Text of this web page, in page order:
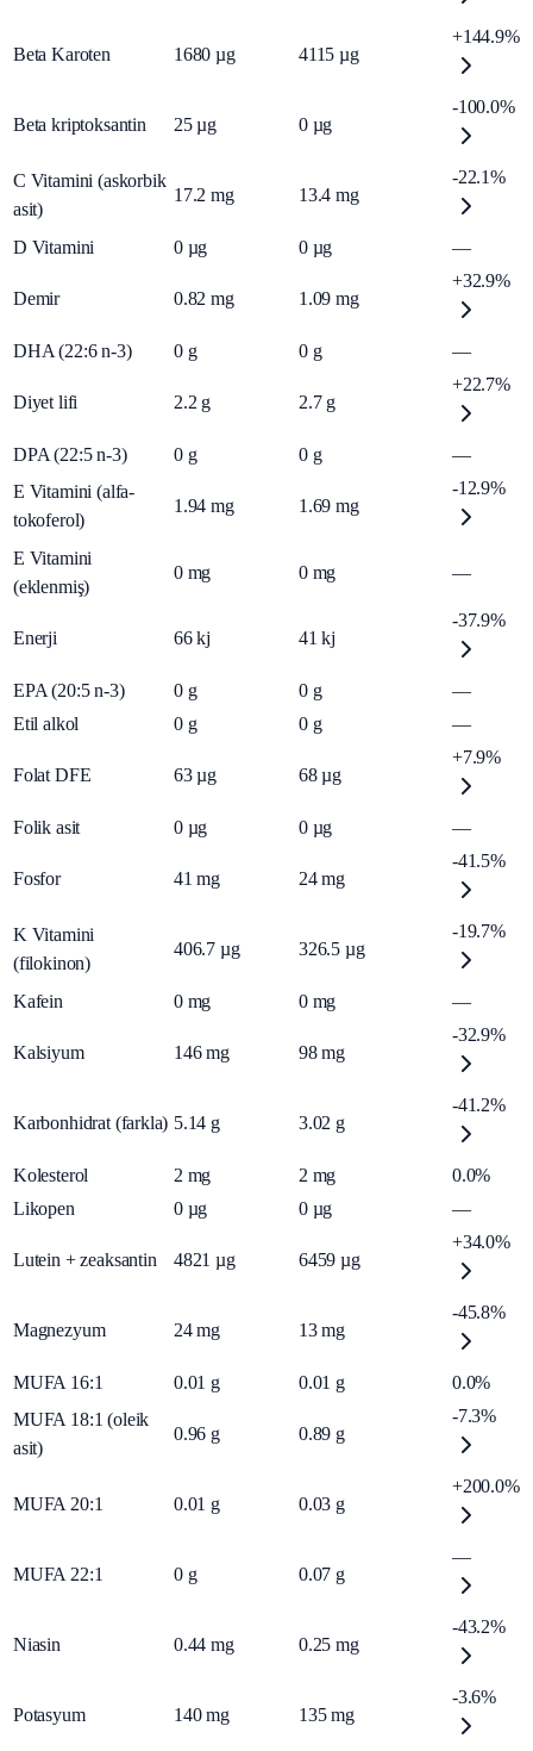
Beta Karoten 1680 µg 4115 µg
+144.9%
Beta kriptoksantin 25 µg 0 µg
-100.0%
C Vitamini (askorbik
asit)
17.2 mg 13.4 mg
-22.1%
D Vitamini 0 µg 0 µg —
Demir 0.82 mg 1.09 mg
+32.9%
DHA (22:6 n-3) 0 g 0 g —
Diyet lifi 2.2 g 2.7 g
+22.7%
DPA (22:5 n-3) 0 g 0 g
—
E Vitamini (alfa-
tokoferol)
1.94 mg 1.69 mg
-12.9%
E Vitamini
(eklenmiş)
0 mg 0 mg —
Enerji 66 kj 41 kj
-37.9%
EPA (20:5 n-3) 0 g 0 g
—
Etil alkol
0 g 0 g —
Folat DFE 63 µg 68 µg
+7.9%
Folik asit 0 µg 0 µg —
Fosfor 41 mg 24 mg
-41.5%
K Vitamini
(filokinon)
406.7 µg 326.5 µg
-19.7%
Kafein 0 mg 0 mg —
Kalsiyum 146 mg 98 mg
-32.9%
Karbonhidrat (farkla) 5.14 g 3.02 g
-41.2%
Kolesterol 2 mg 2 mg
0.0%
Likopen
0 µg 0 µg —
Lutein + zeaksantin 4821 µg 6459 µg
+34.0%
Magnezyum 24 mg 13 mg
-45.8%
MUFA 16:1 0.01 g 0.01 g
0.0%
MUFA 18:1 (oleik
asit)
0.96 g 0.89 g
-7.3%
MUFA 20:1 0.01 g 0.03 g
+200.0%
MUFA 22:1 0 g 0.07 g
—
Niasin 0.44 mg 0.25 mg
-43.2%
Potasyum 140 mg 135 mg
-3.6%